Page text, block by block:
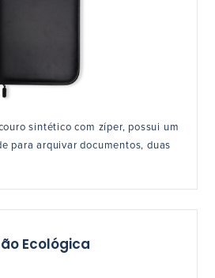
sintético com zíper, possui um
para arquivar documentos, duas
Ecológica